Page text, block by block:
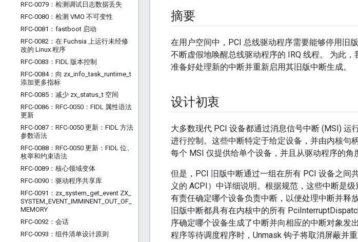
RFC-0079：检测调试日志数据丢失
RFC-0080：检测 VMO 不可变性
RFC-0081：fastboot 启动
RFC-0082：在 Fuchsia 上运行未经修
改的 Linux 程序
RFC-0083：FIDL 版本控制
RFC-0084：向 zx info _task runtime _t
添加更多指标
RFC-0085：减少 zx status _t 空间
RFC-0086：RFC-0050：FIDL 属性语法
更新
RFC-0087：RFC-0050 更新：FIDL 方法
参数语法
RFC-0088：RFC-0050 更新：FIDL 位、
枚举和约束语法
RFC-0089：核心领域变体
RFC-0090：驱动程序共享库
RFC-0091：zx system get event ZX
SYSTEM EVENT IMMINENT OUT OF
MEMORY
RFC-0092：会话
RFC-0093：组件清单设计原则
摘要
在用户空间中，PCI 总线驱动程序需要能够停用旧
不断虚假地唤醒总线驱动程序的 IRQ 线程。 为此
准备好处理新的中断并重新启用其旧版中断生成。
设计初衷
大多数现代 PCI 设备都通过消息信号中断 (MSI)
进行控制。这些中断特定于给定设备，并由内核句
每个 MSI 仅提供给单个设备，并且从驱动程序的角
但是，PCI 旧版中断通过一组在所有 PCI 设备之间
义的 ACPI）中详细说明。根据规范，这些中断是
有责任确定哪个设备负责中断，以便处理中断并释
旧版中断都具有在内核中的所有
序确定哪个设备生成了中断并向相应的中断对象发
程序等待调度程序时，Unmask 钩子将取消屏蔽并